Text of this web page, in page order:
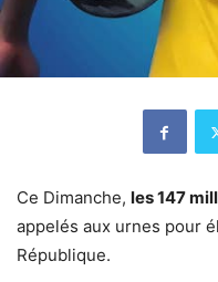
Ce Dimanche, les 147
appelés aux urnes pour
République.